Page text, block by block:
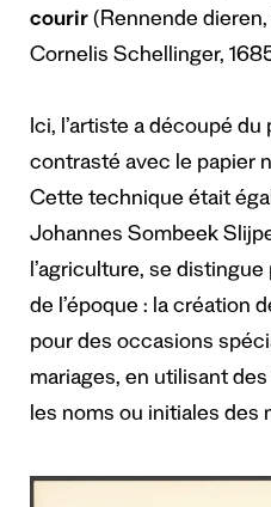
courir (Rennende
Cornelis Schellinger,
Ici, l’artiste a découpé du
contrasté avec le papier
Cette technique était
Johannes Sombeek
l’agriculture, se
de l’époque : la création
pour des occasions
mariages, en utilisant
les noms ou initiales des